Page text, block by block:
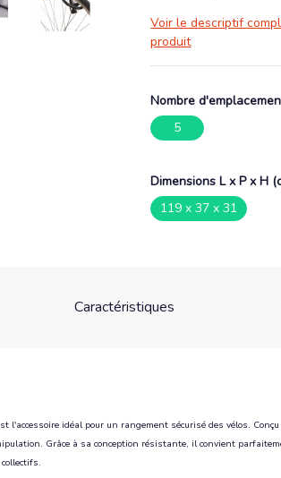
Voir le descriptif
produit
Nombre
5
Dimensions L x P x H
119 x 37 x 31
Caractéristiques
l'accessoire idéal pour un rangement sécurisé des vélos.
Grâce à sa conception résistante, il convient